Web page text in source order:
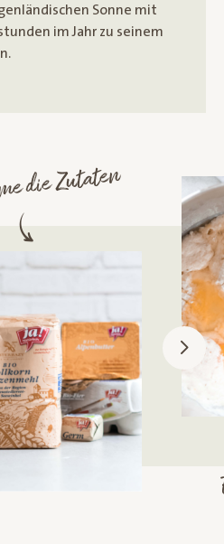
Sonne mit
im Jahr zu seinem
die Zutaten